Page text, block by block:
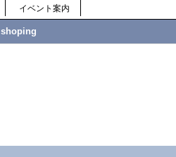
イベント案内
shoping